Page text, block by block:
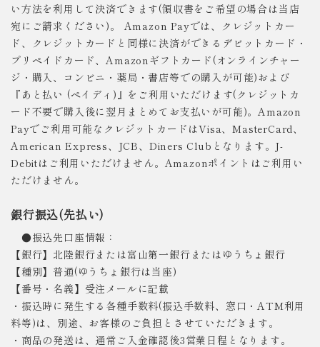
い方法を利用して決済できます(領収書をご希望の場合は当店
宛にご請求ください)。 Amazon Payでは、クレジットカー
ド、クレジットカードと同様に決済ができるデビットカード・
プリペイドカード、Amazonギフトカード(オンラインチャー
ジ・購入、コンビニ・薬局・書店等での購入が可能)および
『あと払い (ペイディ)』をご利用いただけます(クレジットカ
ード不要で購入後に翌月まとめてお支払いが可能)。Amazon
Payでご利用可能なクレジットカードはVisa、MasterCard、
American Express、JCB、Diners Clubとなります。J-
Debitはご利用いただけません。Amazonポイントはご利用い
ただけません。
銀行振込(先払い)
●振込先口座情報：
【銀行】北陸銀行または富山第一銀行またはゆうちょ銀行
【種別】普通(ゆうちょ銀行は当座)
【番号・名義】受注メールに記載
・振込時に発生する各種手数料(振込手数料、窓口・ATM利用
料等)は、別途、お客様のご負担とさせていただきます。
・商品の発送は、通常ご入金確認後3営業日程となります。